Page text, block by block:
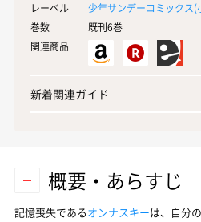
レーベル
少年サンデーコミックス(
巻数
既刊6巻
関連商品
新着関連ガイド
概要・あらすじ
記憶喪失であるオンナスキーは、自分